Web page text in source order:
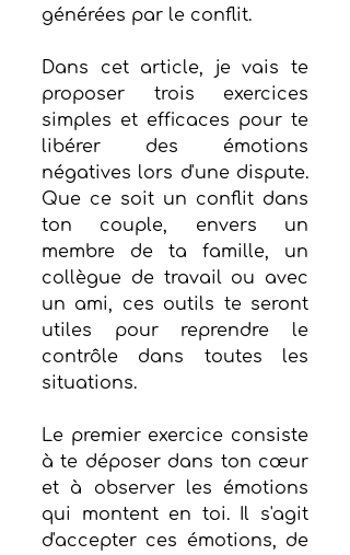
générées par le conflit.
Dans cet article, je vais te
proposer trois exercices
simples et efficaces pour te
libérer des émotions
négatives lors d'une dispute.
Que ce soit un conflit dans
ton couple, envers un
membre de ta famille, un
collègue de travail ou avec
un ami, ces outils te seront
utiles pour reprendre le
contrôle dans toutes les
situations.
Le premier exercice consiste
à te déposer dans ton cœur
et à observer les émotions
qui montent en toi. Il s'agit
d'accepter ces émotions, de